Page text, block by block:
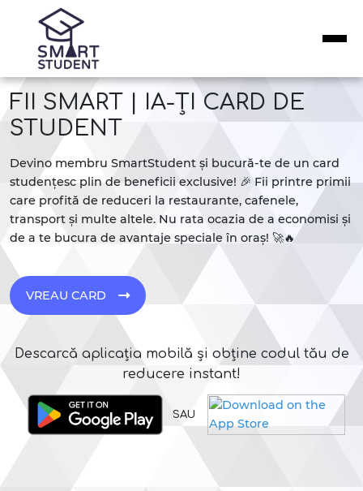
FII SMART | IA-ȚI CARD DE
STUDENT
Devino membru SmartStudent și bucură-te de un card
studențesc plin de beneficii exclusive! 🎉 Fii printre primii
care profită de reduceri la restaurante, cafenele,
transport și multe altele. Nu rata ocazia de a economisi și
de a te bucura de avantaje speciale în oraș! 🚀🔥
VREAU CARD
Descarcă aplicația mobilă și obține codul tău de
reducere instant!
SAU